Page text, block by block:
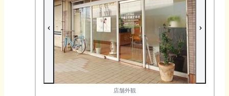
店舗外観